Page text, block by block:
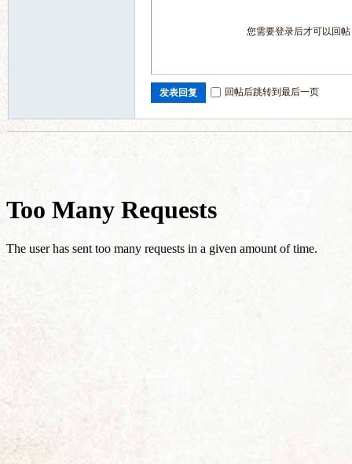
您需要登录后才可以回帖
发表回复 回帖后跳转到最后一页